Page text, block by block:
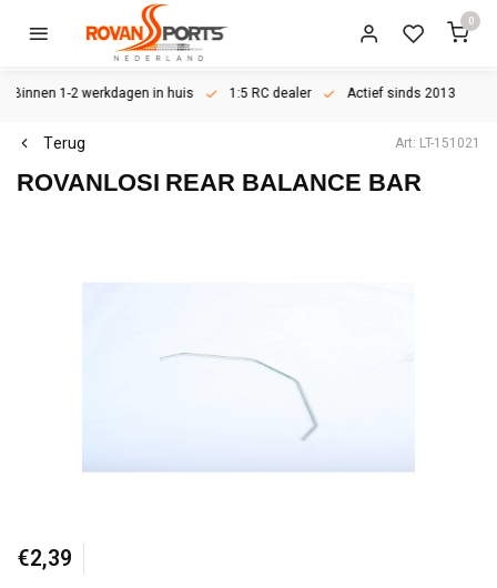
0
Binnen 1-2 werkdagen in huis 1:5 RC dealer Actief sinds 2013
Terug Art: LT-151021
ROVANLOSI REAR BALANCE BAR
€2,39